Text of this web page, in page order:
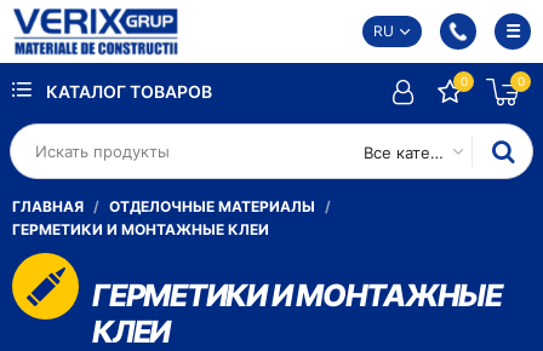
RU
КАТАЛОГ ТОВАРОВ
Все категории
0 0
ГЛАВНАЯ
ОТДЕЛОЧНЫЕ МАТЕРИАЛЫ
ГЕРМЕТИКИ И МОНТАЖНЫЕ КЛЕИ
ГЕРМЕТИКИ И МОНТАЖНЫЕ
КЛЕИ